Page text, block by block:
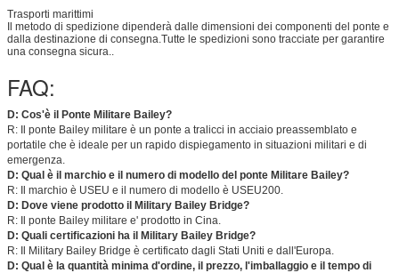
Trasporti marittimi
Il metodo di spedizione dipenderà dalle dimensioni dei componenti del ponte e
dalla destinazione di consegna.Tutte le spedizioni sono tracciate per garantire
una consegna sicura..
FAQ:
D: Cos'è il Ponte Militare Bailey?
R: Il ponte Bailey militare è un ponte a tralicci in acciaio preassemblato e
portatile che è ideale per un rapido dispiegamento in situazioni militari e di
emergenza.
D: Qual è il marchio e il numero di modello del ponte Militare Bailey?
R: Il marchio è USEU e il numero di modello è USEU200.
D: Dove viene prodotto il Military Bailey Bridge?
R: Il ponte Bailey militare e' prodotto in Cina.
D: Quali certificazioni ha il Military Bailey Bridge?
R: Il Military Bailey Bridge è certificato dagli Stati Uniti e dall'Europa.
D: Qual è la quantità minima d'ordine, il prezzo, l'imballaggio e il tempo di